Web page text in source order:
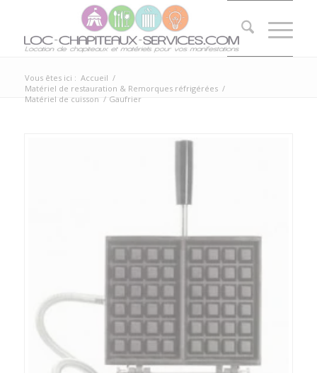
Vous êtes ici : Accueil /
Matériel de restauration & Remorques réfrigérées /
Matériel de cuisson / Gaufrier